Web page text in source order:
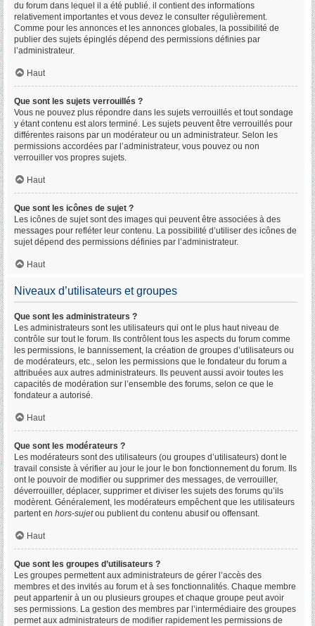
du forum dans lequel il a été publié. il contient des informations
relativement importantes et vous devez le consulter régulièrement.
Comme pour les annonces et les annonces globales, la possibilité de
publier des sujets épinglés dépend des permissions définies par
l’administrateur.
Haut
Que sont les sujets verrouillés ?
Vous ne pouvez plus répondre dans les sujets verrouillés et tout sondage
y étant contenu est alors terminé. Les sujets peuvent être verrouillés pour
différentes raisons par un modérateur ou un administrateur. Selon les
permissions accordées par l’administrateur, vous pouvez ou non
verrouiller vos propres sujets.
Haut
Que sont les icônes de sujet ?
Les icônes de sujet sont des images qui peuvent être associées à des
messages pour refléter leur contenu. La possibilité d’utiliser des icônes de
sujet dépend des permissions définies par l’administrateur.
Haut
Niveaux d’utilisateurs et groupes
Que sont les administrateurs ?
Les administrateurs sont les utilisateurs qui ont le plus haut niveau de
contrôle sur tout le forum. Ils contrôlent tous les aspects du forum comme
les permissions, le bannissement, la création de groupes d’utilisateurs ou
de modérateurs, etc., selon les permissions que le fondateur du forum a
attribuées aux autres administrateurs. Ils peuvent aussi avoir toutes les
capacités de modération sur l’ensemble des forums, selon ce que le
fondateur a autorisé.
Haut
Que sont les modérateurs ?
Les modérateurs sont des utilisateurs (ou groupes d’utilisateurs) dont le
travail consiste à vérifier au jour le jour le bon fonctionnement du forum. Ils
ont le pouvoir de modifier ou supprimer des messages, de verrouiller,
déverrouiller, déplacer, supprimer et diviser les sujets des forums qu’ils
modèrent. Généralement, les modérateurs empêchent que les utilisateurs
partent en hors-sujetou publient du contenu abusif ou offensant.
Haut
Que sont les groupes d’utilisateurs ?
Les groupes permettent aux administrateurs de gérer l’accès des
membres et des invités au forum et à ses fonctionnalités. Chaque membre
peut appartenir à un ou plusieurs groupes et chaque groupe peut avoir
ses permissions. La gestion des membres par l’intermédiaire des groupes
permet aux administrateurs de modifier rapidement les permissions de